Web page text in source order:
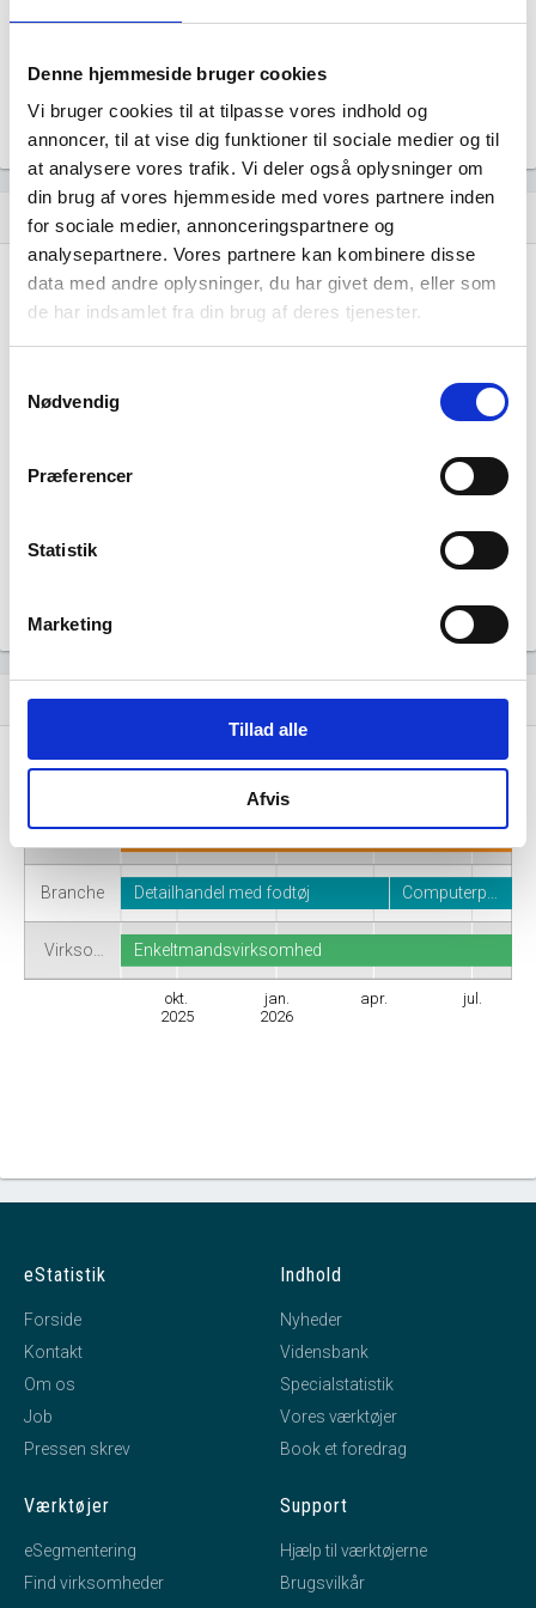
Denne hjemmeside bruger cookies
Vi bruger cookies til at tilpasse vores indhold og
annoncer, til at vise dig funktioner til sociale medier og til
at analysere vores trafik. Vi deler også oplysninger om
din brug af vores hjemmeside med vores partnere inden
for sociale medier, annonceringspartnere og
analysepartnere. Vores partnere kan kombinere disse
data med andre oplysninger, du har givet dem, eller som
de har indsamlet fra din brug af deres tjenester.
Nødvendig
Præferencer
Statistik
Marketing
Tillad alle
Afvis
Uoplyst
Uoplyst
Tegningsregel
Uoplyst
show_chart Udvikling i antal ansatte
Dynamo media har ikke haft nogen
generere figuren for denne virksomhed.
event_note Virksomhedshistorik
Branche
Virkso…
okt.
2025
jan.
2026
apr. jul.
Detailhandel med fodtøj Computerp…
Enkeltmandsvirksomhed
eStatistik
Forside
Kontakt
Om os
Job
Pressen skrev
Indhold
Nyheder
Vidensbank
Specialstatistik
Vores værktøjer
Book et foredrag
Værktøjer
eSegmentering
Find virksomheder
Support
Hjælp til værktøjerne
Brugsvilkår